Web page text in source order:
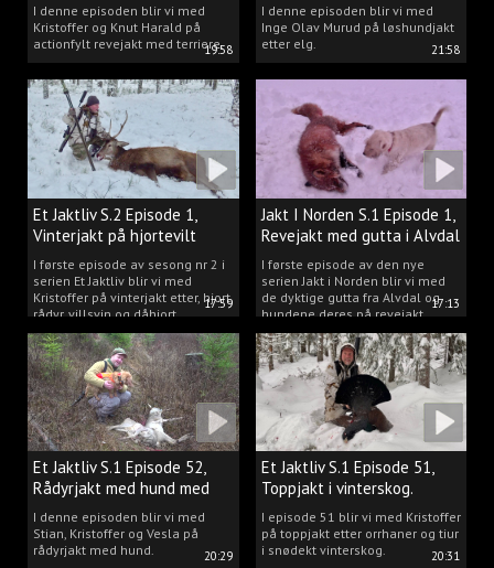
19:58
I denne episoden blir vi med
Kristoffer og Knut Harald på
actionfylt revejakt med terriere.
21:58
I denne episoden blir vi med
Inge Olav Murud på løshundjakt
etter elg.
17:59
Et Jaktliv S.2 Episode 1,
Vinterjakt på hjortevilt
I første episode av sesong nr 2 i
serien Et Jaktliv blir vi med
Kristoffer på vinterjakt etter, hjort,
rådyr, villsvin og dåhjort.
17:13
Jakt I Norden S.1 Episode 1,
Revejakt med gutta i Alvdal
I første episode av den nye
serien Jakt i Norden blir vi med
de dyktige gutta fra Alvdal og
hundene deres på revejakt.
20:29
Et Jaktliv S.1 Episode 52,
Rådyrjakt med hund med
Stian, Kristoffer og Vesla
I denne episoden blir vi med
Stian, Kristoffer og Vesla på
rådyrjakt med hund.
20:31
Et Jaktliv S.1 Episode 51,
Toppjakt i vinterskog.
I episode 51 blir vi med Kristoffer
på toppjakt etter orrhaner og tiur
i snødekt vinterskog.